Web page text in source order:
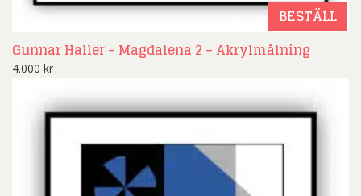
BESTÄLL
Gunnar Haller – Magdalena 2 – Akrylmålning
4.000 kr